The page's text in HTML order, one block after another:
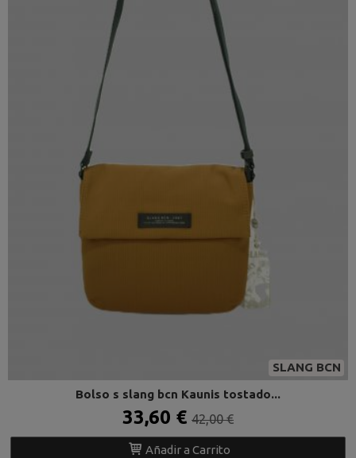
SLANG BCN
Bolso s slang bcn Kaunis tostado...
33,60 € 42,00 €
Añadir a Carrito